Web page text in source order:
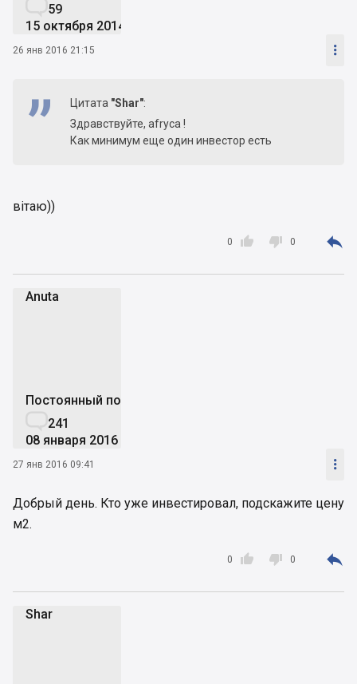
59
15 октября 2014
26 янв 2016 21:15 
Цитата "Shar":
Здравствуйте, afryca !
Как минимум еще один инвестор есть
вітаю))

0  0 
Аnuta
Постоянный пользователь
241
08 января 2016
27 янв 2016 09:41 
Добрый день. Кто уже инвестировал, подскажите цену
м2.

0  0 
Shar